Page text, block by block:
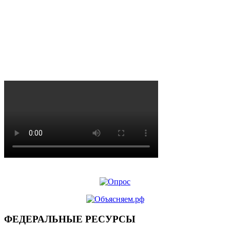
ФЕДЕРАЛЬНЫЕ РЕСУРСЫ